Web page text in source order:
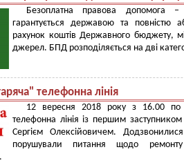
Безоплатна правова допомога
гарантується державою та повністю
рахунок коштів Державного бюджету,
джерел. БПД розподіляється на дві
телефонна лінія
12 вересня 2018 року з 16.00 по
телефонна лінія із першим
Сергієм Олексійовичем.
порушували питання щодо